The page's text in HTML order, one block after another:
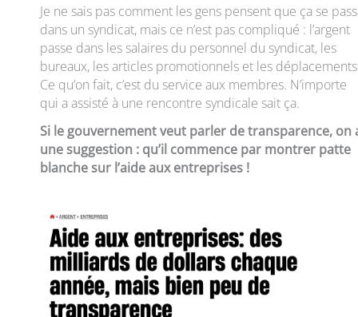
Je ne sais pas comment les gens pensent que ça se
dans un syndicat, mais ce n’est pas compliqué : l’argent
passe dans les salaires du personnel du syndicat, les
bureaux, les articles promotionnels et les
Ce qu’on fait, c’est du service aux membres. N’importe
qui a assisté à une rencontre syndicale sait ça.
Si le gouvernement veut parler de transparence, on
une suggestion : qu’il commence par montrer patte
blanche sur l’aide aux entreprises !